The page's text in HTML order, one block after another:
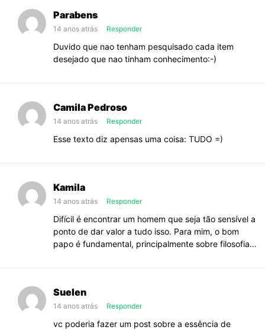
Parabens
14 anos atrás Responder
Duvido que nao tenham pesquisado cada item
desejado que nao tinham conhecimento:-)
Camila Pedroso
14 anos atrás Responder
Esse texto diz apensas uma coisa: TUDO =)
Kamila
14 anos atrás Responder
Difícil é encontrar um homem que seja tão sensível a
ponto de dar valor a tudo isso. Para mim, o bom
papo é fundamental, principalmente sobre filosofia…
Suelen
14 anos atrás Responder
vc poderia fazer um post sobre a essência de